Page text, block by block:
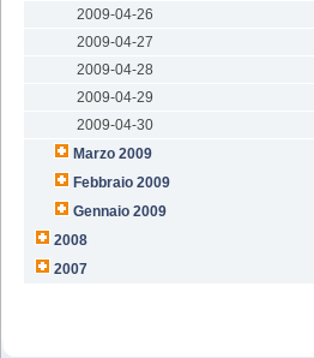
2009-04-26
2009-04-27
2009-04-28
2009-04-29
2009-04-30
Marzo 2009
Febbraio 2009
Gennaio 2009
2008
2007